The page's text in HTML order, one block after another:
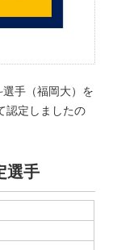
手（福岡大）を
認定しましたの
選手